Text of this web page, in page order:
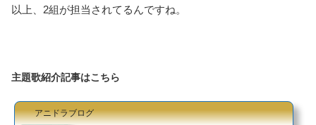
以上、2組が担当されてるんですね。
主題歌紹介記事はこちら
アニドラブログ